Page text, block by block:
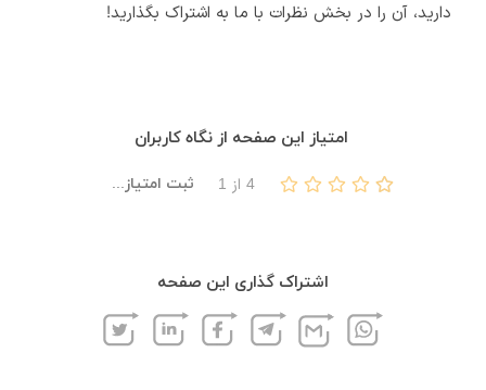
دارید، آن را در بخش نظرات با ما به اشتراک بگذارید!
اشتراک گذاری این صفحه
امتیاز این صفحه از نگاه کاربران
4از 1 ثبت امتیاز...